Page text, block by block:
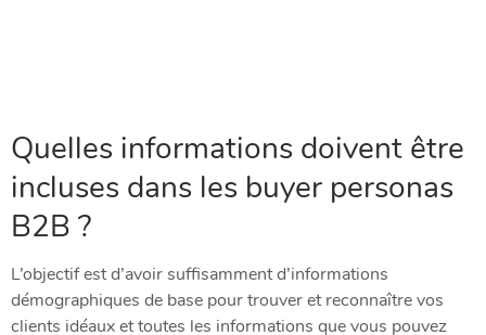
Quelles informations doivent être
incluses dans les buyer personas
B2B ?
L’objectif est d’avoir suffisamment d’informations
démographiques de base pour trouver et reconnaître vos
clients idéaux et toutes les informations que vous pouvez